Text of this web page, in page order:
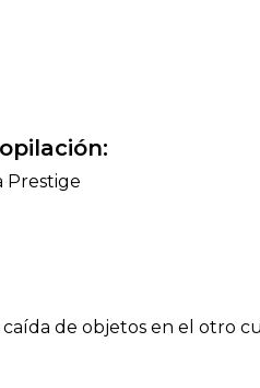
Prestige
de objetos en el otro